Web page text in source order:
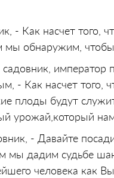
- Как насчет того,
мы обнаружим, чтобы
- Как насчет того,
плоды будут
урожай,который
- Давайте
дадим судьбе
человека как